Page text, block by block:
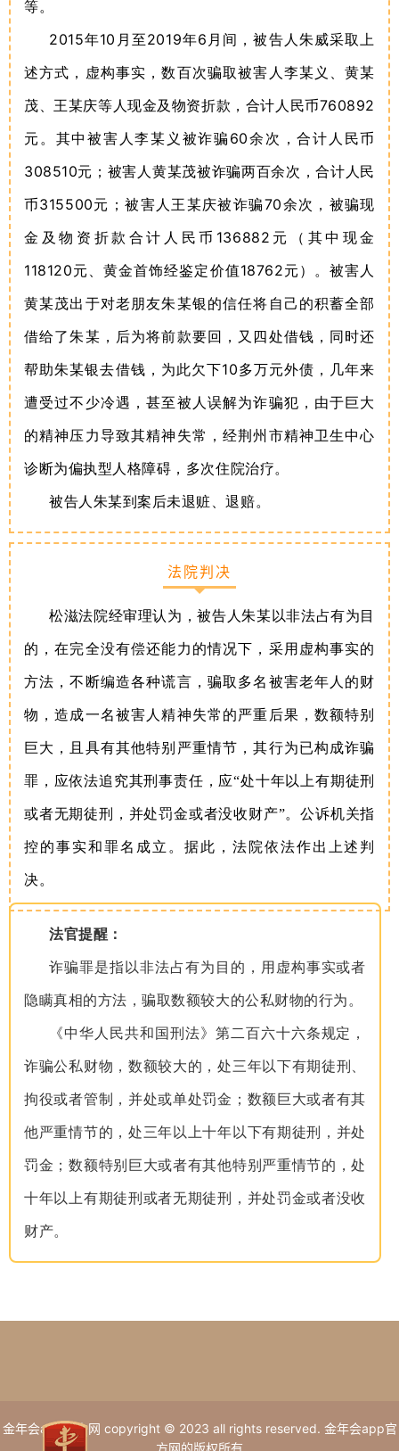
等。
2015年10 月至2019年6 月间，被告人朱威采取上
述方式，虚构事实，数百次骗取被害人李某义、黄某
茂、王某庆等人现金及物资折款，合计人民币760892
元。其中被害人李某义被诈骗 60余次，合计人民币
308510元；被害人黄某茂被诈骗两百余次，合计人民
币315500元；被害人王某庆被诈骗70余次，被骗现
金及物资折款合计人民币 136882 元（其中现金
118120元、黄金首饰经鉴定价值18762元）。被害人
黄某茂出于对老朋友朱某银的信任将自己的积蓄全部
借给了朱某，后为将前款要回，又四处借钱，同时还
帮助朱某银去借钱，为此欠下10多万元外债，几年来
遭受过不少冷遇，甚至被人误解为诈骗犯，由于巨大
的精神压力导致其精神失常，经荆州市精神卫生中心
诊断为偏执型人格障碍，多次住院治疗。
被告人朱某到案后未退赃、退赔。
法院判决
松滋法院经审理认为，被告人朱某以非法占有为目
的，在完全没有偿还能力的情况下，采用虚构事实的
方法，不断编造各种谎言，骗取多名被害老年人的财
物，造成一名被害人精神失常的严重后果，数额特别
巨大，且具有其他特别严重情节，其行为已构成诈骗
罪，应依法追究其刑事责任，应“处十年以上有期徒刑
或者无期徒刑，并处罚金或者没收财产”。公诉机关指
控的事实和罪名成立。据此，法院依法作出上述判
决。
法官提醒：
诈骗罪是指以非法占有为目的，用虚构事实或者
隐瞒真相的方法，骗取数额较大的公私财物的行为。
《中华人民共和国刑法》第二百六十六条规定，
诈骗公私财物，数额较大的，处三年以下有期徒刑、
拘役或者管制，并处或单处罚金；数额巨大或者有其
他严重情节的，处三年以上十年以下有期徒刑，并处
罚金；数额特别巨大或者有其他特别严重情节的，处
十年以上有期徒刑或者无期徒刑，并处罚金或者没收
财产。
金年会app官方网 copyright © 2023 all rights reserved. 金年会app官
方网的版权所有